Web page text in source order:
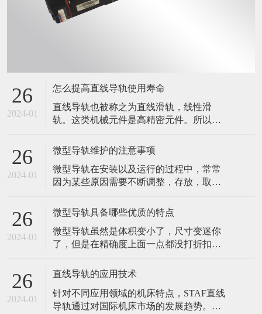
26
2024-01
怎么提高直线导轨使用寿命
直线导轨也被称之为直线滑轨，线性滑
轨。这类机械元件是高精密元件。所以，
会造成直线导轨损坏。在设备的生产制造
以及运行中，大家务必采用更为慎重的心
态，以防止因错误操作造成的上银直线导
轨损坏。那么，我们要怎么做，才能提高
规定 自
26
2024-01
微型导轨维护的注意事项
微型导轨在安装以及运行的过程中，常常
因为某些原因需要不断调整，存放，取
今天，我们就来说说微型导轨维护需要注
意的几个问题。 1.直线导轨在出厂前，导
轨表层已经四周涂上了防锈油，如果在安
装的时候，有对导轨做过清洗，请在床台
上润滑剂
26
2024-01
微型导轨具备哪些优质的特点
微型导轨虽然是体积变小了，尺寸变迷你
了，但是在精确度上面一点都没打折扣
准度十足。 打个比方说吧，微型手术的创
易。这是医疗行业的微型手术的发展，是
适合人类需求的发展。而微型导轨的产生
26
2024-01
直线导轨的应用技术
针对不同应用领域的机床特点，STAF直线
导轨通过对国际机床市场的发展趋势。开